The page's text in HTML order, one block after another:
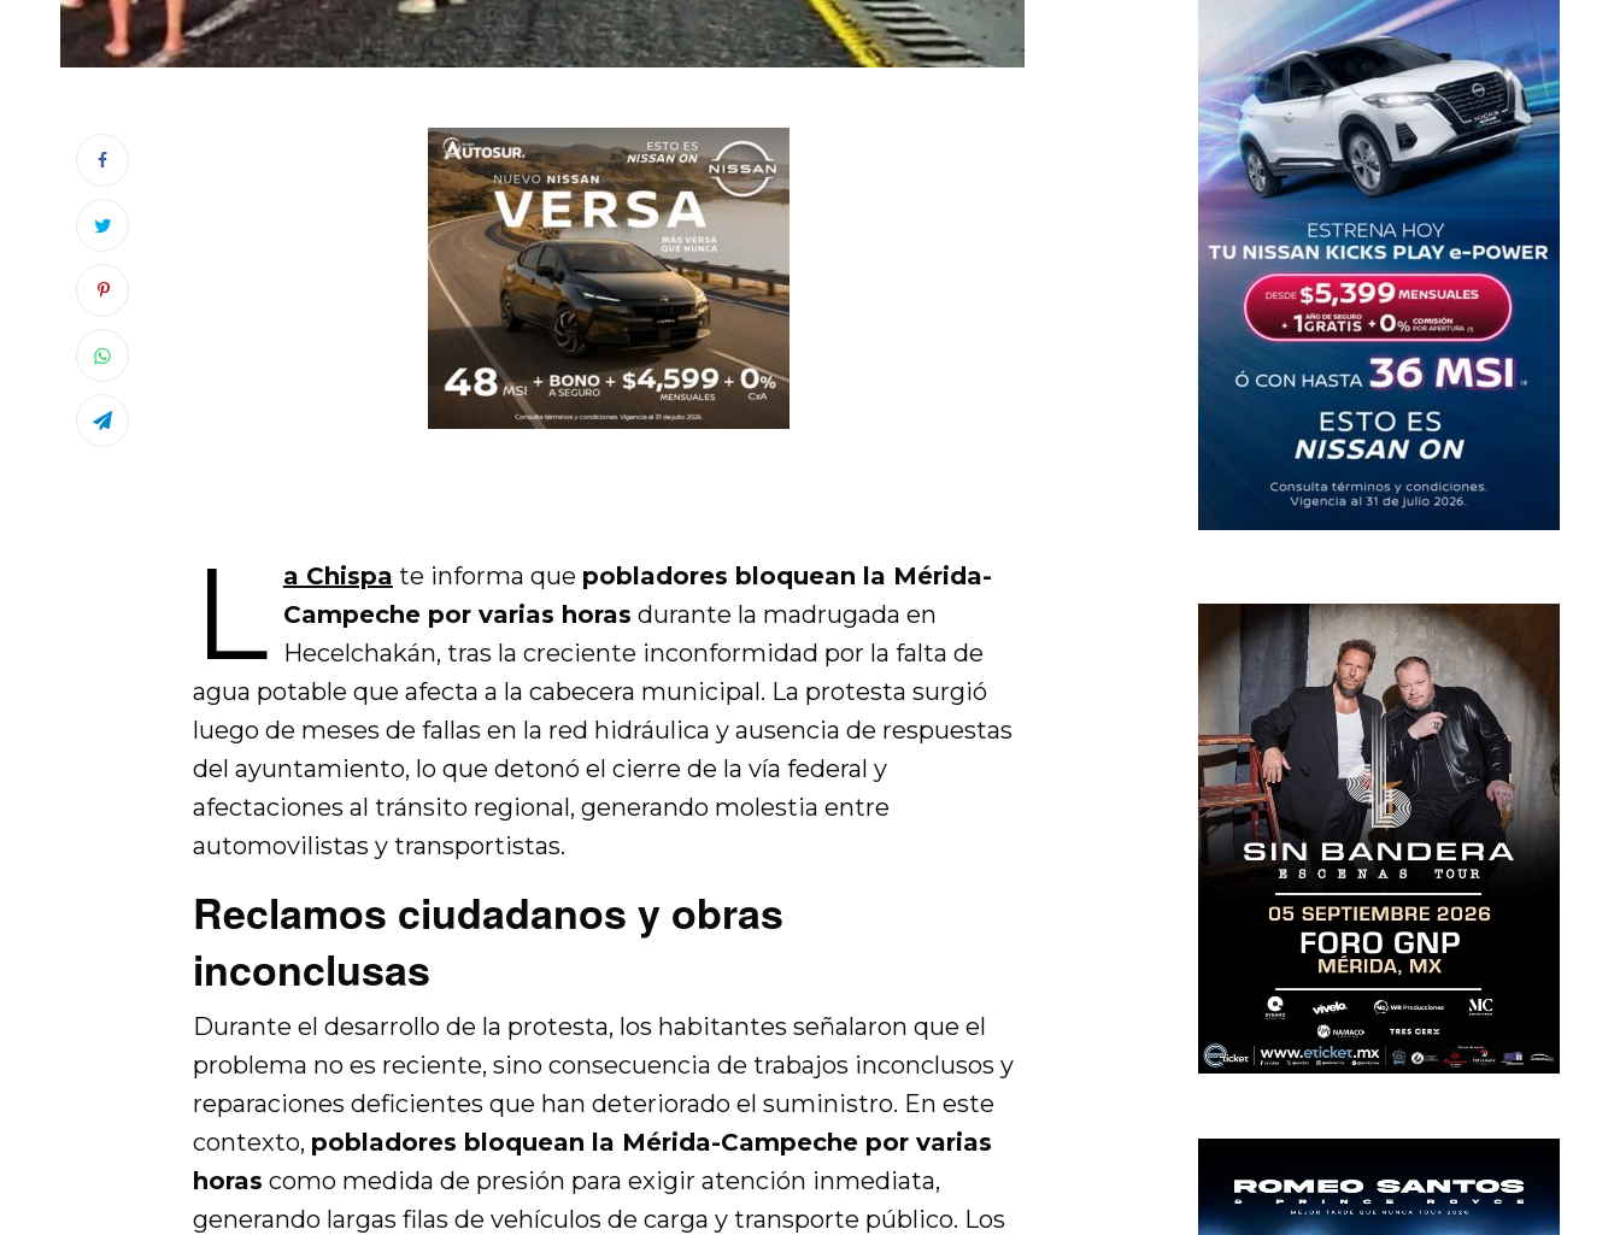
L a Chispa te informa que pobladores bloquean la Mérida-
Campeche por varias horas durante la madrugada en
Hecelchakán, tras la creciente inconformidad por la falta de
agua potable que afecta a la cabecera municipal. La protesta surgió
luego de meses de fallas en la red hidráulica y ausencia de respuestas
del ayuntamiento, lo que detonó el cierre de la vía federal y
afectaciones al tránsito regional, generando molestia entre
automovilistas y transportistas.
Reclamos ciudadanos y obras
inconclusas
Durante el desarrollo de la protesta, los habitantes señalaron que el
problema no es reciente, sino consecuencia de trabajos inconclusos y
reparaciones deficientes que han deteriorado el suministro. En este
contexto, pobladores bloquean la Mérida-Campeche por varias
horas como medida de presión para exigir atención inmediata,
generando largas filas de vehículos de carga y transporte público. Los